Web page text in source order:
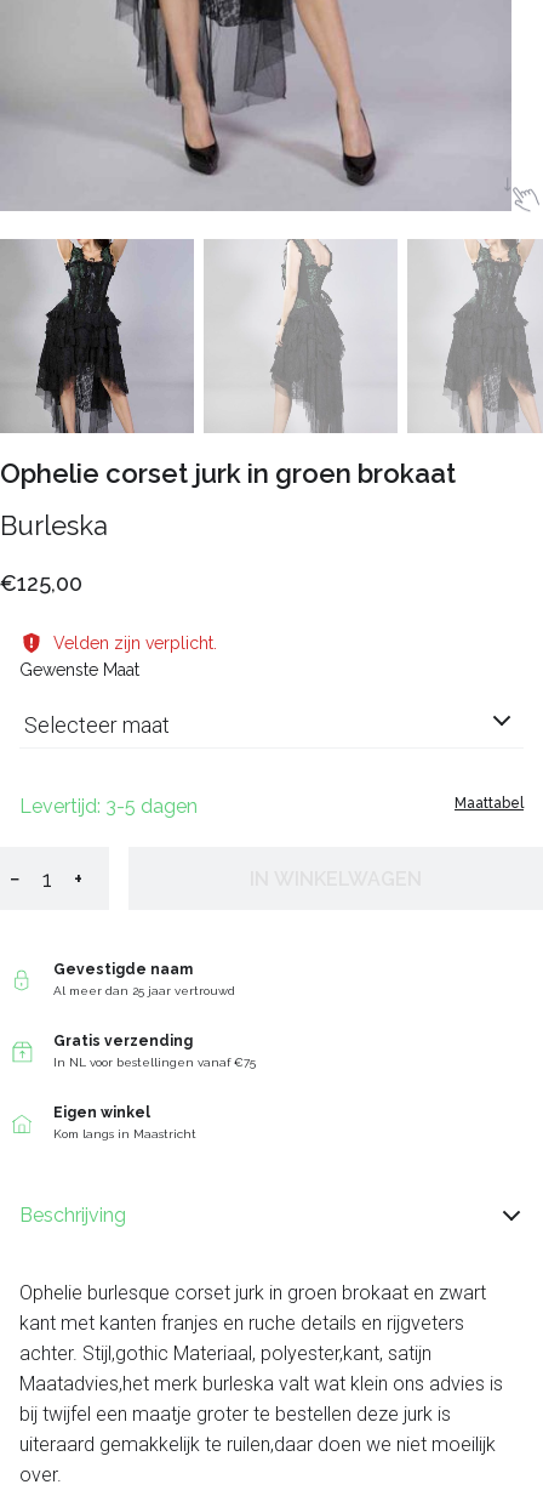
Ophelie corset jurk in groen brokaat
Burleska
€125,00
Velden zijn verplicht.
Gewenste Maat
Selecteer maat
Maattabel
Levertijd: 3-5 dagen
− +
Gevestigde naam
Al meer dan 25 jaar vertrouwd
Gratis verzending
In NL voor bestellingen vanaf €75
Eigen winkel
Kom langs in Maastricht
Beschrijving
Ophelie burlesque corset jurk in groen brokaat en zwart
kant met kanten franjes en ruche details en rijgveters
achter. Stijl,gothic Materiaal, polyester,kant, satijn
Maatadvies,het merk burleska valt wat klein ons advies is
bij twijfel een maatje groter te bestellen deze jurk is
uiteraard gemakkelijk te ruilen,daar doen we niet moeilijk
over.